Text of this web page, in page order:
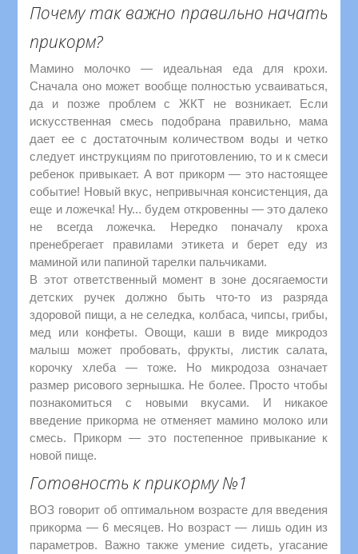
Почему так важно правильно начать
прикорм?
Мамино молочко — идеальная еда для крохи.
Сначала оно может вообще полностью усваиваться,
да и позже проблем с ЖКТ не возникает. Если
искусственная смесь подобрана правильно, мама
дает ее с достаточным количеством воды и четко
следует инструкциям по приготовлению, то и к смеси
ребенок привыкает. А вот прикорм — это настоящее
событие! Новый вкус, непривычная консистенция, да
еще и ложечка! Ну... будем откровенны — это далеко
не всегда ложечка. Нередко поначалу кроха
пренебрегает правилами этикета и берет еду из
маминой или папиной тарелки пальчиками.
В этот ответственный момент в зоне досягаемости
детских ручек должно быть что-то из разряда
здоровой пищи, а не селедка, колбаса, чипсы, грибы,
мед или конфеты. Овощи, каши в виде микродоз
малыш может пробовать, фрукты, листик салата,
корочку хлеба — тоже. Но микродоза означает
размер рисового зернышка. Не более. Просто чтобы
познакомиться с новыми вкусами. И никакое
введение прикорма не отменяет мамино молоко или
смесь. Прикорм — это постепенное привыкание к
новой пище.
Готовность к прикорму №1
ВОЗ говорит об оптимальном возрасте для введения
прикорма — 6 месяцев. Но возраст — лишь один из
параметров. Важно также умение сидеть, угасание